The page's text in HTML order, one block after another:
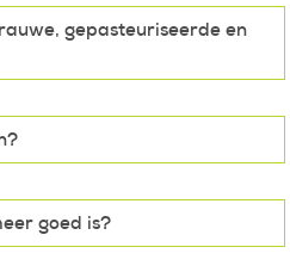
gepasteuriseerde en
goed is?